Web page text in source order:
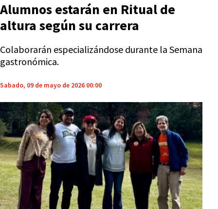
Alumnos estarán en Ritual de
altura según su carrera
Colaborarán especializándose durante la Semana
gastronómica.
Sabado, 09 de mayo de 2026 00:00